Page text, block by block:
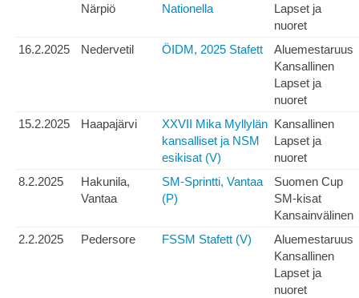
Närpiö
Nationella
Lapset ja
nuoret
16.2.2025
Nedervetil ÖIDM, 2025 Stafett
Aluemestaruus
Kansallinen
Lapset ja
nuoret
15.2.2025
Haapajärvi
XXVII Mika Myllylän
kansalliset ja NSM
esikisat (V)
Kansallinen
Lapset ja
nuoret
8.2.2025
Hakunila,
Vantaa
SM-Sprintti, Vantaa
(P)
Suomen Cup
SM-kisat
Kansainvälinen
2.2.2025
Pedersore FSSM Stafett (V)
Aluemestaruus
Kansallinen
Lapset ja
nuoret